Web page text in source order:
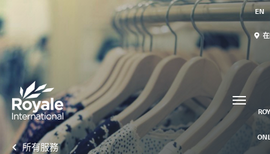
EN
在
所有服務
聯絡我們
我們的服務
國際速遞
空運服務